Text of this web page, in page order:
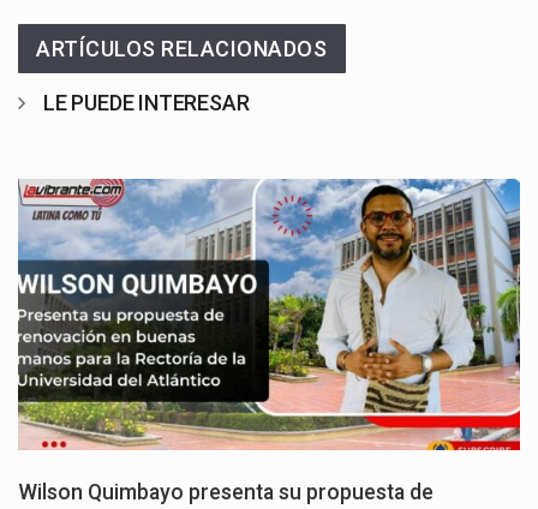
ARTÍCULOS RELACIONADOS
LE PUEDE INTERESAR
Wilson Quimbayo presenta su propuesta de